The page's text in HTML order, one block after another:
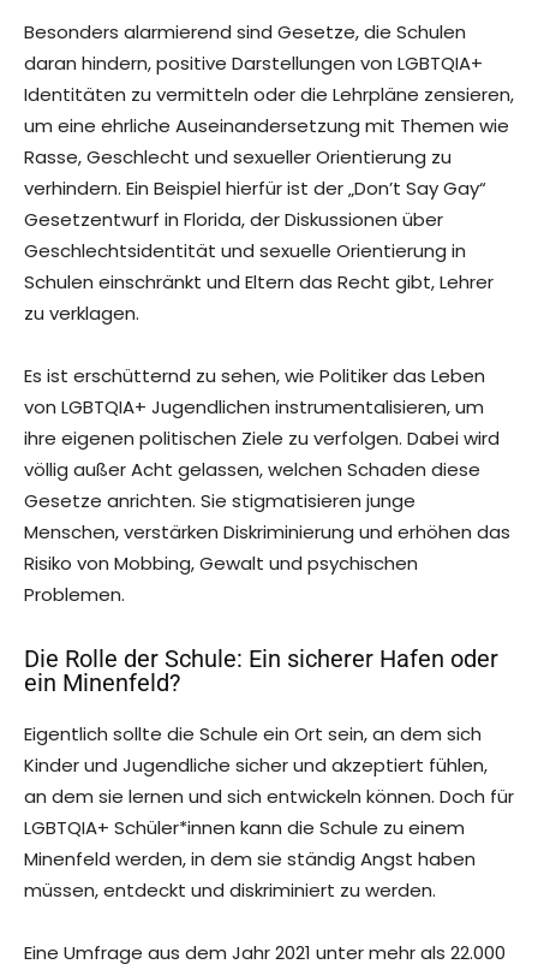
Besonders alarmierend sind Gesetze, die Schulen
daran hindern, positive Darstellungen von LGBTQIA+
Identitäten zu vermitteln oder die Lehrpläne zensieren,
um eine ehrliche Auseinandersetzung mit Themen wie
Rasse, Geschlecht und sexueller Orientierung zu
verhindern. Ein Beispiel hierfür ist der „Don’t Say Gay“
Gesetzentwurf in Florida, der Diskussionen über
Geschlechtsidentität und sexuelle Orientierung in
Schulen einschränkt und Eltern das Recht gibt, Lehrer
zu verklagen.
Es ist erschütternd zu sehen, wie Politiker das Leben
von LGBTQIA+ Jugendlichen instrumentalisieren, um
ihre eigenen politischen Ziele zu verfolgen. Dabei wird
völlig außer Acht gelassen, welchen Schaden diese
Gesetze anrichten. Sie stigmatisieren junge
Menschen, verstärken Diskriminierung und erhöhen das
Risiko von Mobbing, Gewalt und psychischen
Problemen.
Die Rolle der Schule: Ein sicherer Hafen oder
ein Minenfeld?
Eigentlich sollte die Schule ein Ort sein, an dem sich
Kinder und Jugendliche sicher und akzeptiert fühlen,
an dem sie lernen und sich entwickeln können. Doch für
LGBTQIA+ Schüler*innen kann die Schule zu einem
Minenfeld werden, in dem sie ständig Angst haben
müssen, entdeckt und diskriminiert zu werden.
Eine Umfrage aus dem Jahr 2021 unter mehr als 22.000